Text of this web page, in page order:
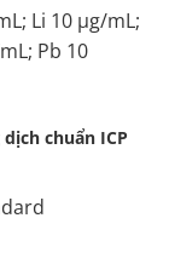
Li 10 µg/mL;
Pb 10
chuẩn ICP